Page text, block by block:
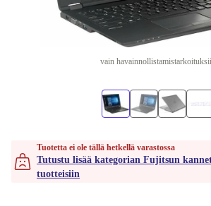
vain
Tuotetta ei ole tällä hetkellä varastossa
Tutustu lisää kategorian Fujitsun
tuotteisiin